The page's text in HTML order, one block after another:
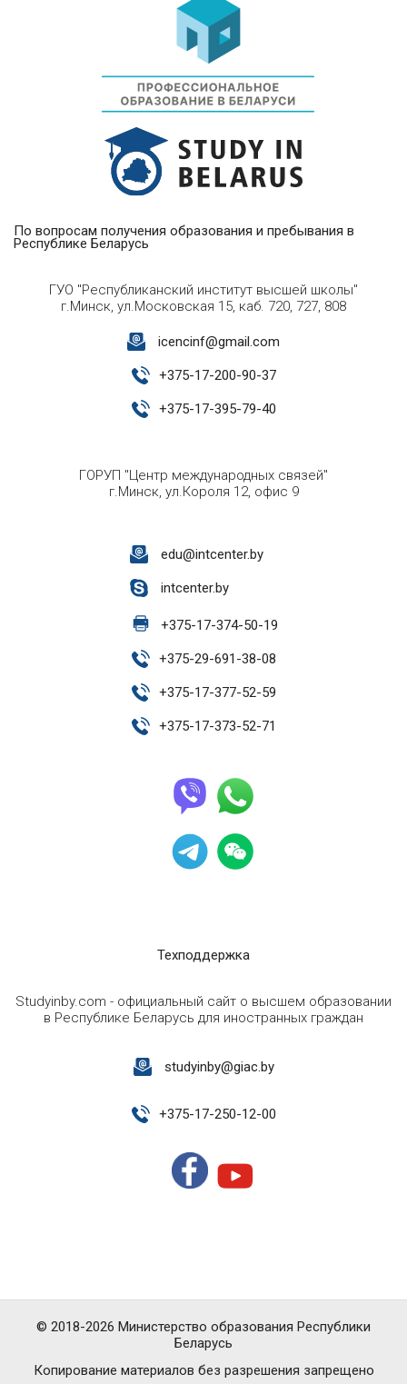
По вопросам получения образования и пребывания в
Республике Беларусь
ГУО "Республиканский институт высшей школы"
г.Минск, ул.Московская 15, каб. 720, 727, 808
icencinf@gmail.com
+375-17-200-90-37
+375-17-395-79-40
ГОРУП "Центр международных связей"
г.Минск, ул.Короля 12, офис 9
edu@intcenter.by
intcenter.by
+375-17-374-50-19
+375-29-691-38-08
+375-17-377-52-59
+375-17-373-52-71
Техподдержка
Studyinby.com - официальный сайт о высшем образовании
в Республике Беларусь для иностранных граждан
studyinby@giac.by
+375-17-250-12-00
Копирование материалов без разрешения запрещено
© 2018-2026 Министерство образования Республики
Беларусь